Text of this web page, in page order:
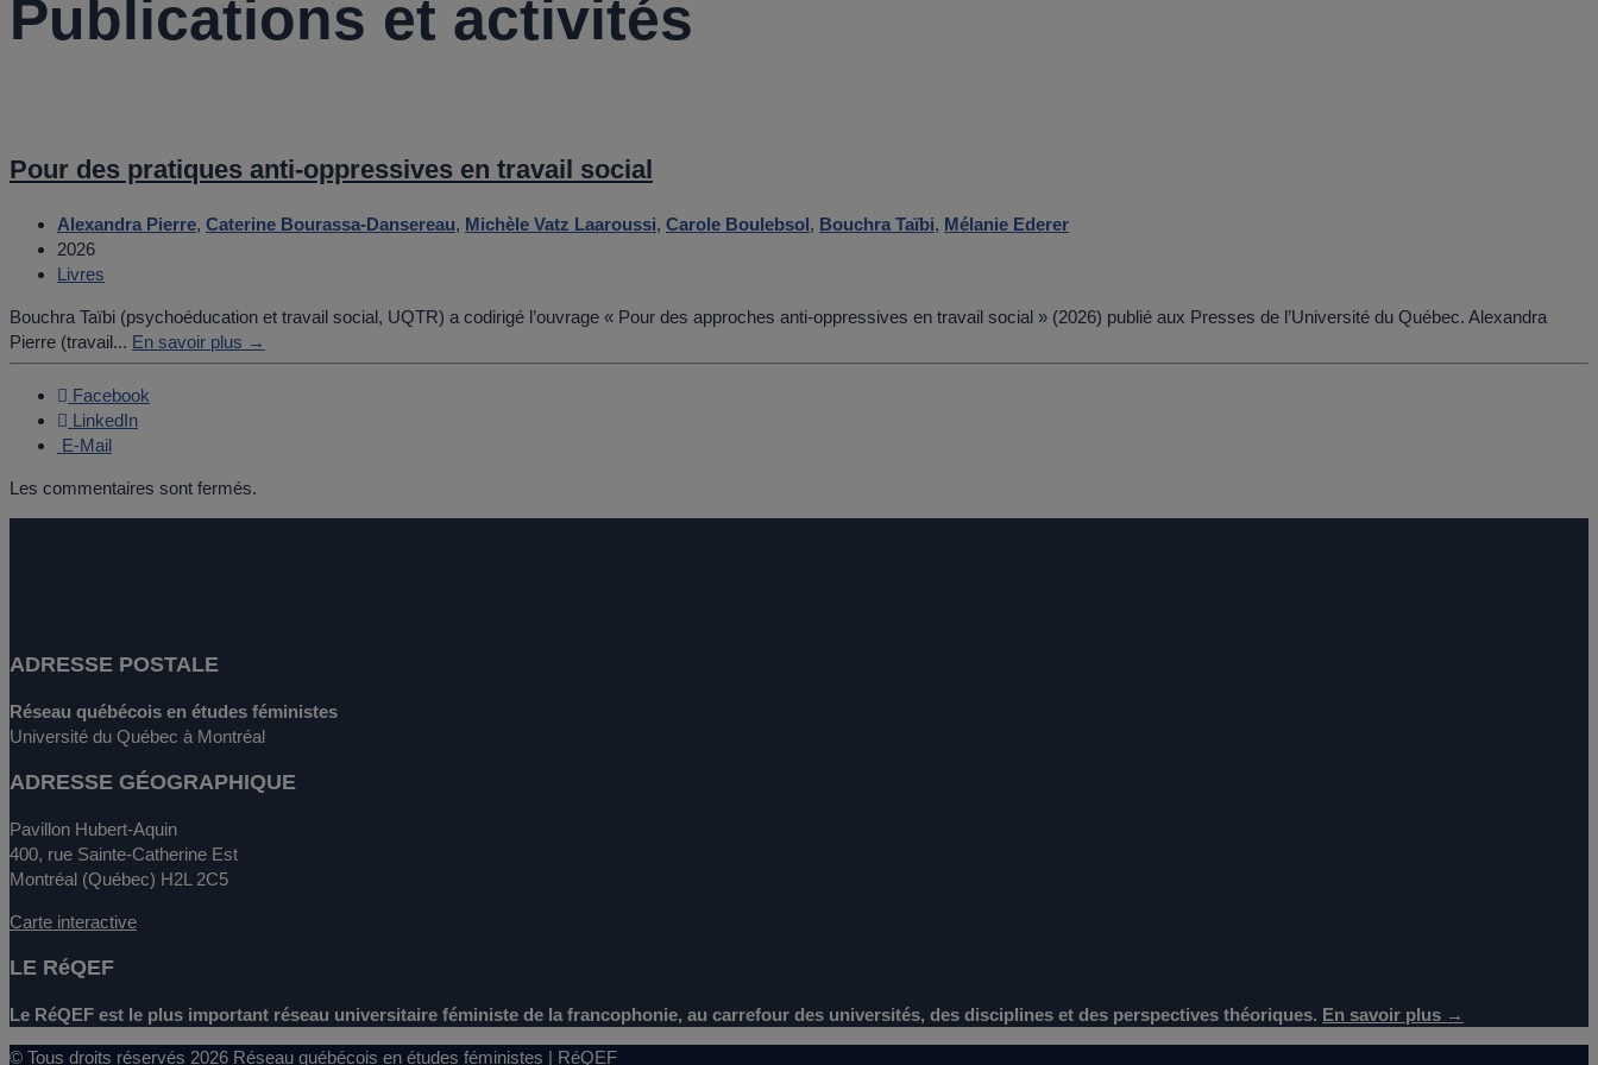
Publications et activités
Pour des pratiques anti-oppressives en travail social
Alexandra Pierre, Caterine Bourassa-Dansereau, Michèle Vatz Laaroussi, Carole Boulebsol, Bouchra Taïbi, Mélanie Ederer
2026
Livres
Bouchra Taïbi (psychoéducation et travail social, UQTR) a codirigé l’ouvrage « Pour des approches anti-oppressives en travail social » (2026) publié aux Presses de l’Université du Québec. Alexandra
Pierre (travail... En savoir plus →
Facebook
LinkedIn
E-Mail
Les commentaires sont fermés.
ADRESSE POSTALE
Réseau québécois en études féministes
Université du Québec à Montréal
ADRESSE GÉOGRAPHIQUE
Pavillon Hubert-Aquin
400, rue Sainte-Catherine Est
Montréal (Québec) H2L 2C5
Carte interactive
LE RéQEF
Le RéQEF est le plus important réseau universitaire féministe de la francophonie, au carrefour des universités, des disciplines et des perspectives théoriques. En savoir plus →
© Tous droits réservés 2026 Réseau québécois en études féministes | RéQEF